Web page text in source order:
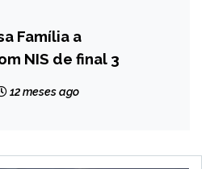
Família a
NIS de final 3
12 meses ago